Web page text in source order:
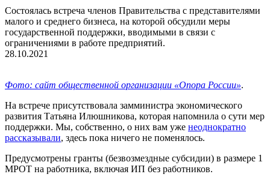
Состоялась встреча членов Правительства с представителями
малого и среднего бизнеса, на которой обсудили меры
государственной поддержки, вводимыми в связи с
ограничениями в работе предприятий.
28.10.2021
Фото: сайт общественной организации «Опора России».
На встрече присутствовала замминистра экономического
развития Татьяна Илюшникова, которая напомнила о сути мер
поддержки. Мы, собственно, о них вам уже неоднократно
рассказывали, здесь пока ничего не поменялось.
Предусмотрены гранты (безвозмездные субсидии) в размере 1
МРОТ на работника, включая ИП без работников.